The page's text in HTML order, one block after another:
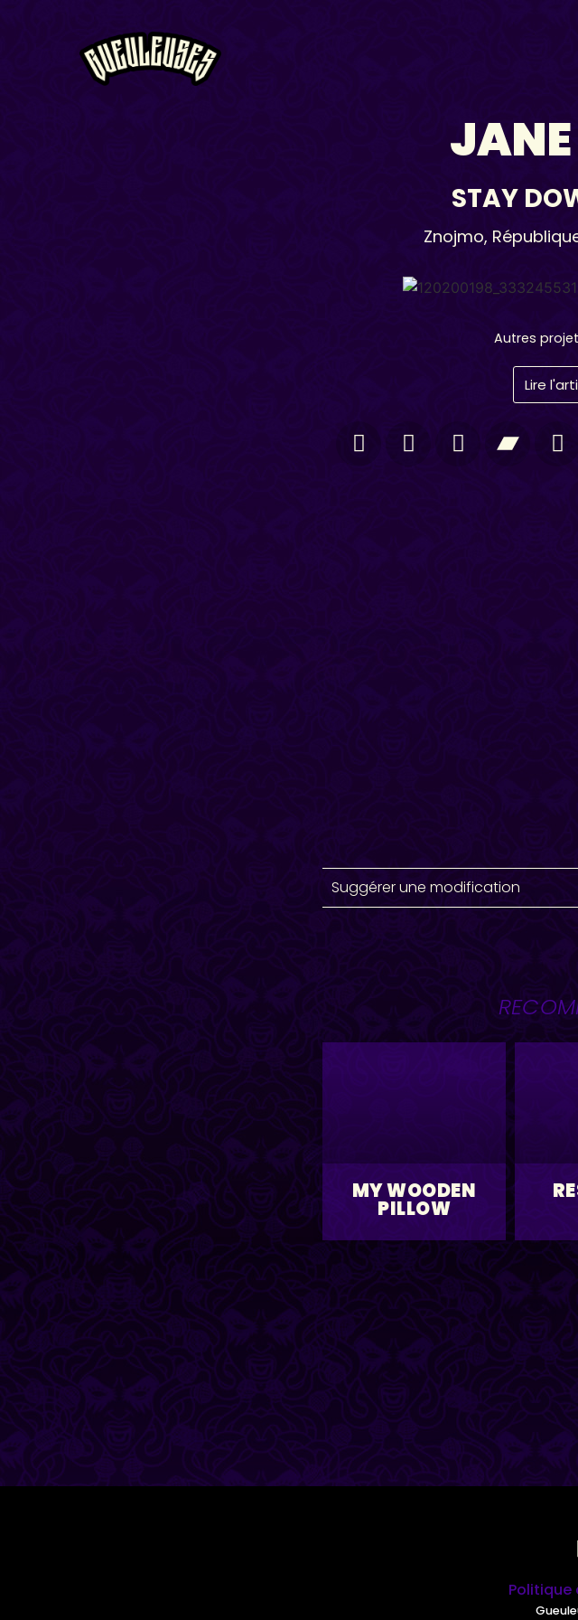
STAY
Znojmo,
Autres
Lire
Suggérer une modification
MY WOODEN
PILLOW